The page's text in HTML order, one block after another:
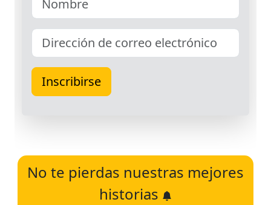
No te pierdas nuestras mejores
historias